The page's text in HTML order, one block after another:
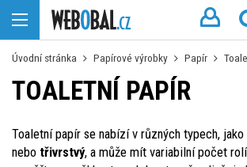
Úvodní stránka Papírové výrobky Papír
TOALETNÍ PAPÍR
Toaletní papír se nabízí v různých typech,
nebo třivrstvý, a může mít variabilní počet